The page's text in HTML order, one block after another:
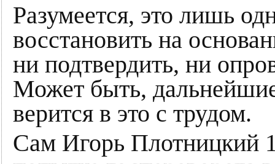
Разумеется, это лишь
восстановить на
ни подтвердить, ни
Может быть,
верится в это с трудом.
Сам Игорь Плотницкий